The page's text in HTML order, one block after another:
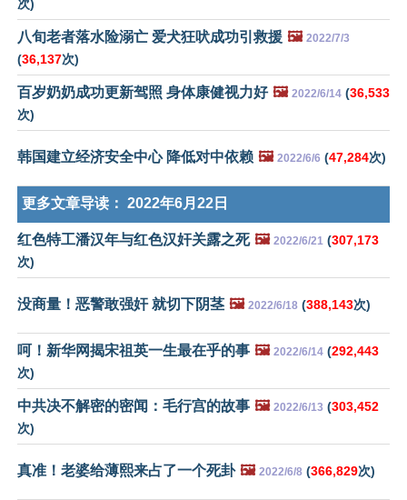
次)
八旬老者落水险溺亡 爱犬狂吠成功引救援 🖼️ 2022/7/3
(36,137次)
百岁奶奶成功更新驾照 身体康健视力好 🖼️ 2022/6/14 (36,533
次)
韩国建立经济安全中心 降低对中依赖 🖼️ 2022/6/6 (47,284次)
更多文章导读： 2022年6月22日
红色特工潘汉年与红色汉奸关露之死 🖼️ 2022/6/21 (307,173
次)
没商量！恶警敢强奸 就切下阴茎 🖼️ 2022/6/18 (388,143次)
呵！新华网揭宋祖英一生最在乎的事 🖼️ 2022/6/14 (292,443
次)
中共决不解密的密闻：毛行宫的故事 🖼️ 2022/6/13 (303,452
次)
真准！老婆给薄熙来占了一个死卦 🖼️ 2022/6/8 (366,829次)